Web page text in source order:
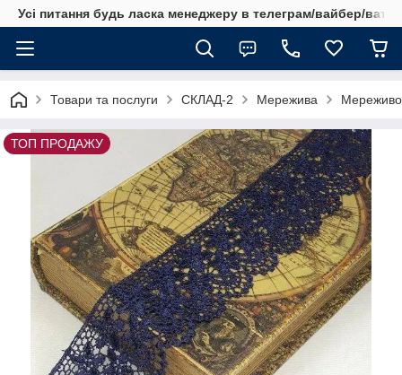
Усі питання будь ласка менеджеру в телеграм/вайбер/
Товари та послуги СКЛАД-2 Мережива
ТОП ПРОДАЖУ